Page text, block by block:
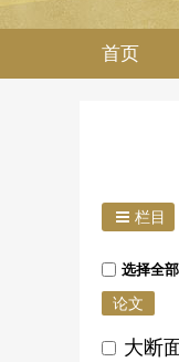
首页
栏目
选择全部
论文
大断